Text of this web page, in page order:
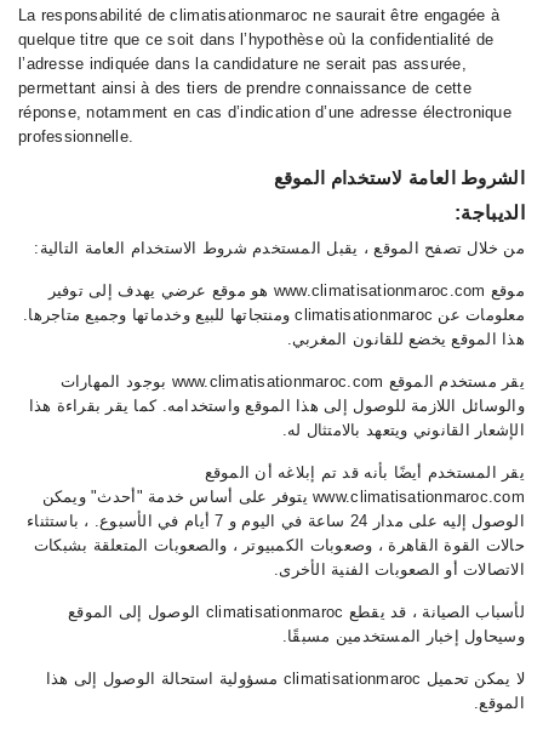
La responsabilité de climatisationmaroc ne saurait être engagée à
quelque titre que ce soit dans l’hypothèse où la confidentialité de
l’adresse indiquée dans la candidature ne serait pas assurée,
permettant ainsi à des tiers de prendre connaissance de cette
réponse, notamment en cas d’indication d’une adresse électronique
professionnelle.
الشروط العامة لاستخدام الموقع
الديباجة:
من خلال تصفح الموقع ، يقبل المستخدم شروط الاستخدام العامة التالية:
موقع www.climatisationmaroc.com هو موقع عرضي يهدف إلى توفير
معلومات عن climatisationmaroc ومنتجاتها للبيع وخدماتها وجميع متاجرها.
هذا الموقع يخضع للقانون المغربي.
يقر مستخدم الموقع www.climatisationmaroc.com بوجود المهارات
والوسائل اللازمة للوصول إلى هذا الموقع واستخدامه. كما يقر بقراءة هذا
الإشعار القانوني ويتعهد بالامتثال له.
يقر المستخدم أيضًا بأنه قد تم إبلاغه أن الموقع
www.climatisationmaroc.com يتوفر على أساس خدمة "أحدث" ويمكن
الوصول إليه على مدار 24 ساعة في اليوم و 7 أيام في الأسبوع. ، باستثناء
حالات القوة القاهرة ، وصعوبات الكمبيوتر ، والصعوبات المتعلقة بشبكات
الاتصالات أو الصعوبات الفنية الأخرى.
لأسباب الصيانة ، قد يقطع climatisationmaroc الوصول إلى الموقع
وسيحاول إخبار المستخدمين مسبقًا.
لا يمكن تحميل climatisationmaroc مسؤولية استحالة الوصول إلى هذا
الموقع.